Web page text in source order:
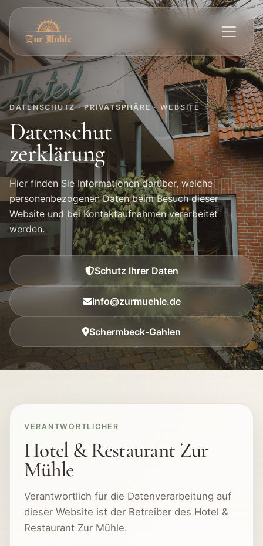
DATENSCHUTZ · PRIVATSPHÄRE · WEBSITE
Datenschut
zerklärung
Hier finden Sie Informationen darüber, welche
personenbezogenen Daten beim Besuch dieser
Website und bei Kontaktaufnahmen verarbeitet
werden.
Schutz Ihrer Daten
info@zurmuehle.de
Schermbeck-Gahlen
VERANTWORTLICHER
Hotel & Restaurant Zur
Mühle
Verantwortlich für die Datenverarbeitung auf
dieser Website ist der Betreiber des Hotel &
Restaurant Zur Mühle.